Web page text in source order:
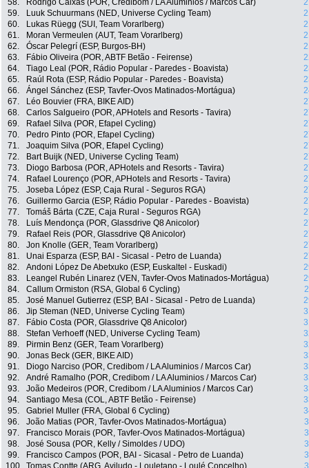
58.
Rodrigo Caixas (POR, Credibom / LA Aluminios / Marcos Car)
59.
Luuk Schuurmans (NED, Universe Cycling Team)
60.
Lukas Rüegg (SUI, Team Vorarlberg)
61.
Moran Vermeulen (AUT, Team Vorarlberg)
62.
Óscar Pelegrí (ESP, Burgos-BH)
63.
Fábio Oliveira (POR, ABTF Betão - Feirense)
64.
Tiago Leal (POR, Rádio Popular - Paredes - Boavista)
65.
Raúl Rota (ESP, Rádio Popular - Paredes - Boavista)
66.
Ángel Sánchez (ESP, Tavfer-Ovos Matinados-Mortágua)
67.
Léo Bouvier (FRA, BIKE AID)
68.
Carlos Salgueiro (POR, APHotels and Resorts - Tavira)
69.
Rafael Silva (POR, Efapel Cycling)
70.
Pedro Pinto (POR, Efapel Cycling)
71.
Joaquim Silva (POR, Efapel Cycling)
72.
Bart Buijk (NED, Universe Cycling Team)
73.
Diogo Barbosa (POR, APHotels and Resorts - Tavira)
74.
Rafael Lourenço (POR, APHotels and Resorts - Tavira)
75.
Joseba López (ESP, Caja Rural - Seguros RGA)
76.
Guillermo Garcia (ESP, Rádio Popular - Paredes - Boavista)
77.
Tomáš Bárta (CZE, Caja Rural - Seguros RGA)
78.
Luís Mendonça (POR, Glassdrive Q8 Anicolor)
79.
Rafael Reis (POR, Glassdrive Q8 Anicolor)
80.
Jon Knolle (GER, Team Vorarlberg)
81.
Unai Esparza (ESP, BAI - Sicasal - Petro de Luanda)
82.
Andoni López De Abetxuko (ESP, Euskaltel - Euskadi)
83.
Leangel Rubén Linarez (VEN, Tavfer-Ovos Matinados-Mortágua)
84.
Callum Ormiston (RSA, Global 6 Cycling)
85.
José Manuel Gutierrez (ESP, BAI - Sicasal - Petro de Luanda)
86.
Jip Steman (NED, Universe Cycling Team)
87.
Fábio Costa (POR, Glassdrive Q8 Anicolor)
88.
Stefan Verhoeff (NED, Universe Cycling Team)
89.
Pirmin Benz (GER, Team Vorarlberg)
90.
Jonas Beck (GER, BIKE AID)
91.
Diogo Narciso (POR, Credibom / LA Aluminios / Marcos Car)
92.
André Ramalho (POR, Credibom / LA Aluminios / Marcos Car)
93.
João Medeiros (POR, Credibom / LA Aluminios / Marcos Car)
94.
Santiago Mesa (COL, ABTF Betão - Feirense)
95.
Gabriel Muller (FRA, Global 6 Cycling)
96.
João Matias (POR, Tavfer-Ovos Matinados-Mortágua)
97.
Francisco Morais (POR, Tavfer-Ovos Matinados-Mortágua)
98.
José Sousa (POR, Kelly / Simoldes / UDO)
99.
Francisco Campos (POR, BAI - Sicasal - Petro de Luanda)